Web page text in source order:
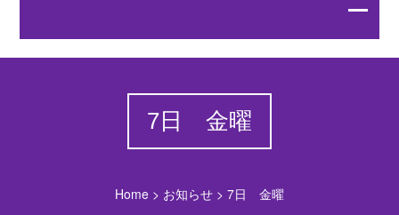
7日 金曜
Home> お知らせ> 7日 金曜